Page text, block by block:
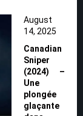
August
14, 2025
Canadian
Sniper
(2024) –
Une
plongée
glaçante